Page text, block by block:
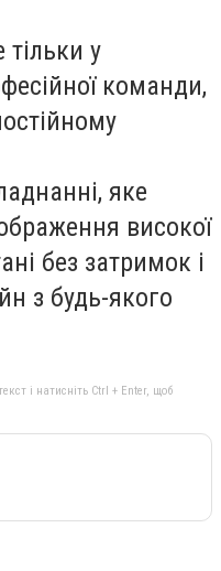
тільки у
команди,
яке
високої
без затримок і
з будь-якого
і натисніть Ctrl + Enter, щоб